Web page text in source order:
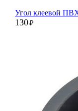
Угол клеевой
130₽